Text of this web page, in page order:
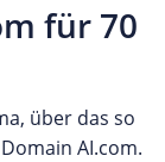
für 70
über das so
AI.com.